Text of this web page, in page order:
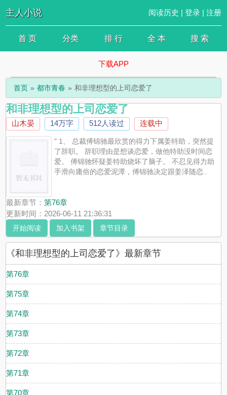
主人小说 阅读历史 | 登录| 注册
首 页 分类 排 行 全 本 搜 索
下载APP
首页 都市青春 和非理想型的上司恋爱了
和非理想型的上司恋爱了
山木晏 14万字 512人读过 连载中
" 1、 总裁傅锦驰最欣赏的得力下属姜特助，突然提
了辞职。 辞职理由是想谈恋爱，做他特助没时间恋
爱。 傅锦驰怀疑姜特助烧坏了脑子。 不忍见得力助
手滑向庸俗的恋爱泥潭，傅锦驰决定跟姜泽随恋..
最新章节：第76章
更新时间：2026-06-11 21:36:31
开始阅读 加入书架 章节目录
《和非理想型的上司恋爱了》最新章节
第76章
第75章
第74章
第73章
第72章
第71章
第70章